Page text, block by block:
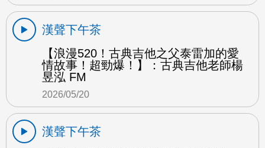
漢聲下午茶
【浪漫520！古典吉他之父泰雷加的愛
情故事！超勁爆！】：古典吉他老師楊
昱泓 FM
2026/05/20
漢聲下午茶